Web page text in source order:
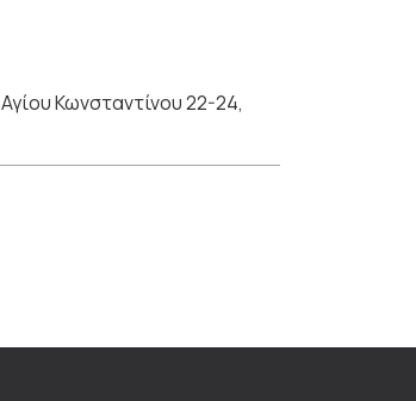
Αγίου Κωνσταντίνου 22-24,